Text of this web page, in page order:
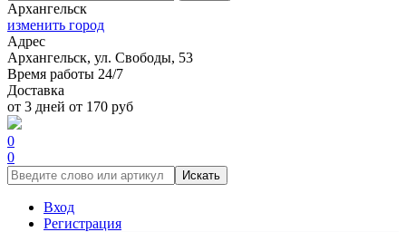
Архангельск
изменить город
Адрес
Архангельск, ул. Свободы, 53
Время работы 24/7
Доставка
от 3 дней от 170 руб
0
0
Искать
Вход
Регистрация